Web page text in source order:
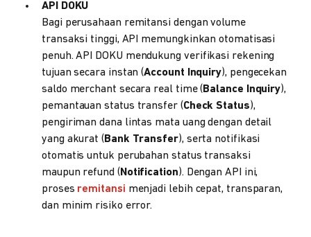
API DOKU
Bagi perusahaan remitansi dengan volume
transaksi tinggi, API memungkinkan otomatisasi
penuh. API DOKU mendukung verifikasi rekening
tujuan secara instan (Account Inquiry), pengecekan
saldo merchant secara real time ( Balance Inquiry),
pemantauan status transfer (Check Status),
pengiriman dana lintas mata uang dengan detail
yang akurat ( Bank Transfer), serta notifikasi
otomatis untuk perubahan status transaksi
maupun refund ( Notification). Dengan API ini,
proses remitansi menjadi lebih cepat, transparan,
dan minim risiko error.